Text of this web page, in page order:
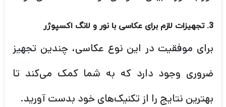
3. تجهیزات لازم برای عکاسی با نور و لانگ اکسپوژر
برای موفقیت در این نوع عکاسی، چندین تجهیز
ضروری وجود دارد که به شما کمک می‌کند تا
بهترین نتایج را از تکنیک‌های خود بدست آورید.